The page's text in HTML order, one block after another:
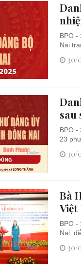
BPO -
Nai
30/
sau
BPO -
23
30/
Bà
BPO -
Nai,
30/